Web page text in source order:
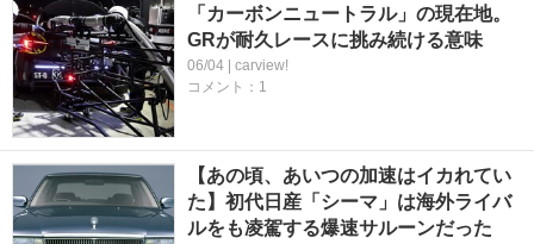
「カーボンニュートラル」の現在地。
GRが耐久レースに挑み続ける意味
06/04 | carview!
コメント：1
【あの頃、あいつの加速はイカれてい
た】初代日産「シーマ」は海外ライバ
ルをも凌駕する爆速サルーンだった